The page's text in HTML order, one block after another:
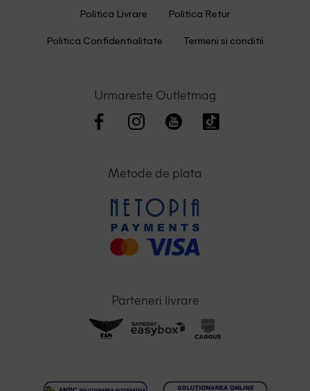
Politica Livrare Politica Retur
Politica Confidentialitate Termeni si conditii
Urmareste Outletmag
Metode de plata
Parteneri livrare